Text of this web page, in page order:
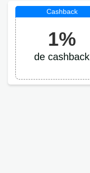
1%
de cashback